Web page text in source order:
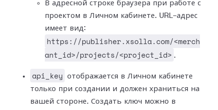
В адресной строке браузера при работе с
проектом в Личном кабинете. URL-адрес
имеет вид:
https://publisher.xsolla.com/<merch
ant_id>/projects/<project_id> .
api_key
отображается в Личном кабинете
только при создании и должен храниться на
вашей стороне. Создать ключ можно в